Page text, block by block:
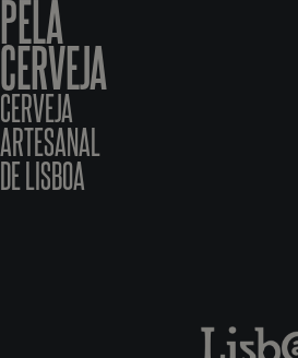
PELA
CERVEJA
CERVEJA
ARTESANAL
DE LISBOA